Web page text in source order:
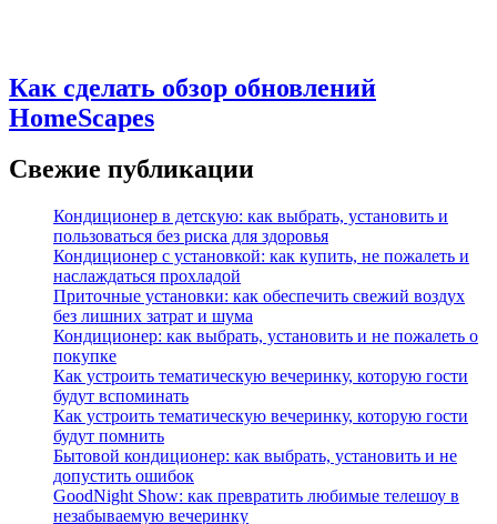
Как сделать обзор обновлений
HomeScapes
Свежие публикации
Кондиционер в детскую: как выбрать, установить и
пользоваться без риска для здоровья
Кондиционер с установкой: как купить, не пожалеть и
наслаждаться прохладой
Приточные установки: как обеспечить свежий воздух
без лишних затрат и шума
Кондиционер: как выбрать, установить и не пожалеть о
покупке
Как устроить тематическую вечеринку, которую гости
будут вспоминать
Как устроить тематическую вечеринку, которую гости
будут помнить
Бытовой кондиционер: как выбрать, установить и не
допустить ошибок
GoodNight Show: как превратить любимые телешоу в
незабываемую вечеринку